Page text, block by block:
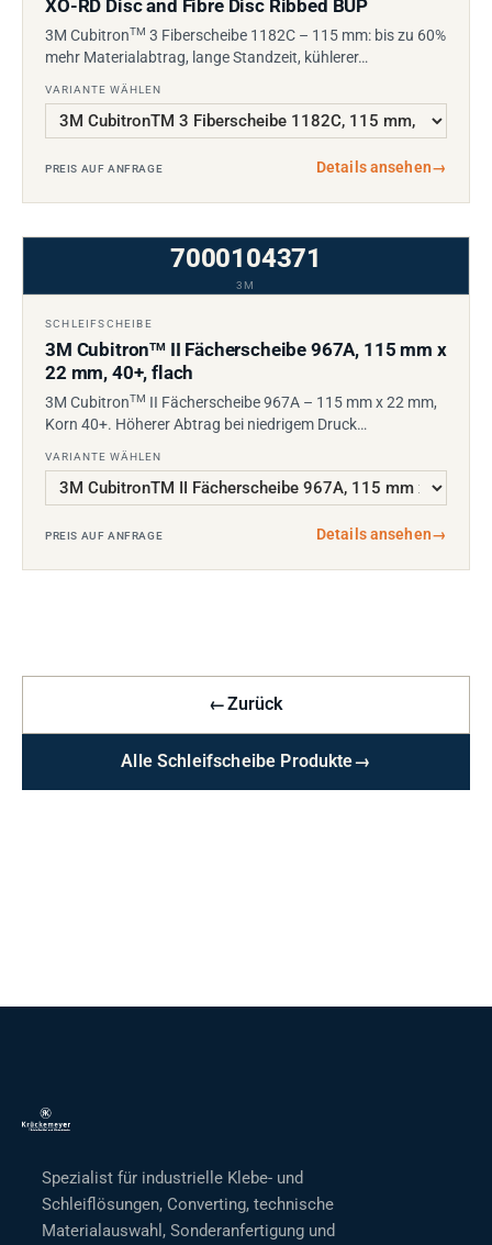
XO-RD Disc and Fibre Disc Ribbed BUP
3M CubitronTM 3 Fiberscheibe 1182C – 115 mm: bis zu 60%
mehr Materialabtrag, lange Standzeit, kühlerer…
VARIANTE WÄHLEN
PREIS AUF ANFRAGE Details ansehen→
7000104371
3M
SCHLEIFSCHEIBE
3M CubitronTMII Fächerscheibe 967A, 115 mm x
22 mm, 40+, flach
3M CubitronTM II Fächerscheibe 967A – 115 mm x 22 mm,
Korn 40+. Höherer Abtrag bei niedrigem Druck…
VARIANTE WÄHLEN
PREIS AUF ANFRAGE Details ansehen→
←Zurück
Alle Schleifscheibe Produkte→
Spezialist für industrielle Klebe- und
Schleiflösungen, Converting, technische
Materialauswahl, Sonderanfertigung und